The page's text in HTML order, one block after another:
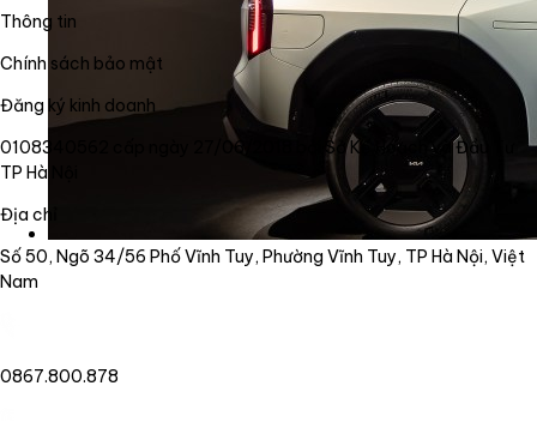
Thông tin
Chính sách bảo mật
Đăng ký kinh doanh
0108340562 cấp ngày 27/06/2018 bởi Sở Kế Hoạch và Đầu Tư
TP Hà Nội
Địa chỉ
Số 50, Ngõ 34/56 Phố Vĩnh Tuy, Phường Vĩnh Tuy, TP Hà Nội, Việt
Nam
0867.800.878